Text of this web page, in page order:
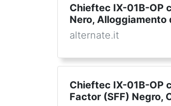
Chieftec IX-01B-OP
Nero, Alloggiamento
alternate.it
Chieftec IX-01B-OP
Factor (SFF) Negro,